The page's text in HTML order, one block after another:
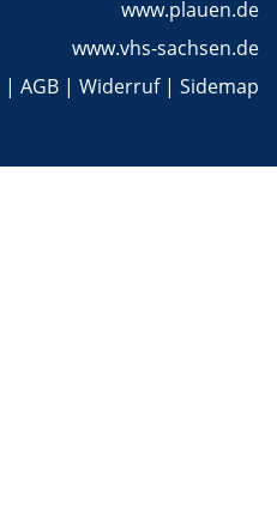
www.plauen.de
www.vhs-sachsen.de
| AGB | Widerruf| Sidemap